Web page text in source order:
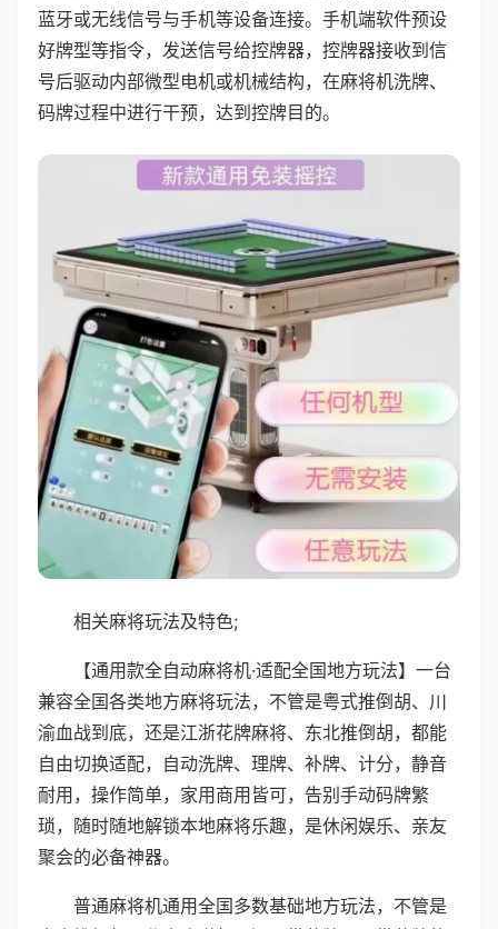
蓝牙或无线信号与手机等设备连接。手机端软件预设
好牌型等指令，发送信号给控牌器，控牌器接收到信
号后驱动内部微型电机或机械结构，在麻将机洗牌、
码牌过程中进行干预，达到控牌目的。
相关麻将玩法及特色;
【通用款全自动麻将机·适配全国地方玩法】一台
兼容全国各类地方麻将玩法，不管是粤式推倒胡、川
渝血战到底，还是江浙花牌麻将、东北推倒胡，都能
自由切换适配，自动洗牌、理牌、补牌、计分，静音
耐用，操作简单，家用商用皆可，告别手动码牌繁
琐，随时随地解锁本地麻将乐趣，是休闲娱乐、亲友
聚会的必备神器。
普通麻将机通用全国多数基础地方玩法，不管是